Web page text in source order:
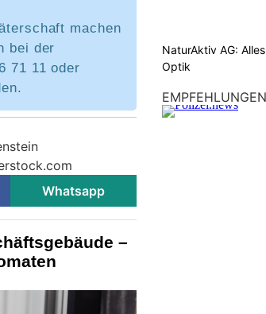
machen
bei der
71 11 oder
Whatsapp
–
NaturAktiv AG:
Optik
EMPFEHLUNGEN